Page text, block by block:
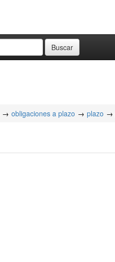
obligaciones a plazo plazo